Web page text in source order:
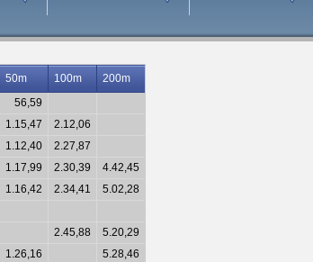
50m 100m
200m
56,59
1.15,47
2.12,06
1.12,40
2.27,87
1.17,99 2.30,39
4.42,45
1.16,42 2.34,41
5.02,28
2.45,88
5.20,29
1.26,16 5.28,46